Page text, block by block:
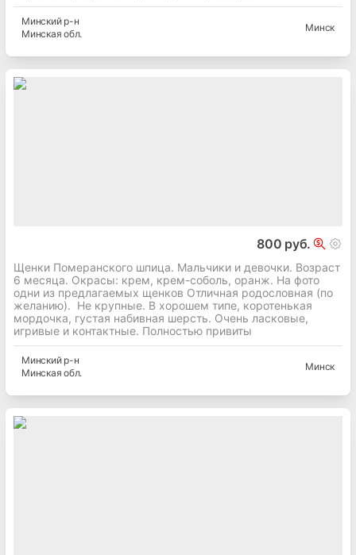
Минскийр-н
Минская обл.
Минск
800 руб.
Щенки Померанского шпица. Мальчики и девочки. Возраст
6 месяца. Окрасы: крем, крем-соболь, оранж. На фото
одни из предлагаемых щенков Отличная родословная (по
желанию). Не крупные. В хорошем типе, коротенькая
мордочка, густая набивная шерсть. Очень ласковые,
игривые и контактные. Полностью привиты
Минскийр-н
Минская обл.
Минск